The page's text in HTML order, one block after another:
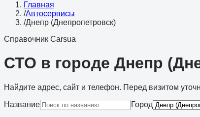
Главная
/Автосервисы
/Днепр (Днепропетровск)
Справочник Carsua
СТО в городе Днепр
Найдите адрес, сайт и телефон. Перед визитом
Название Город